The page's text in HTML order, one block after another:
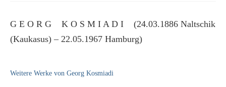
G E O R G K O S M I A D I (24.03.1886 Naltschik
(Kaukasus) – 22.05.1967 Hamburg)
Weitere Werke von Georg Kosmiadi